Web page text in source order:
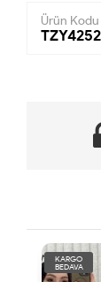
Ürün Kodu
KARGO
BEDAVA